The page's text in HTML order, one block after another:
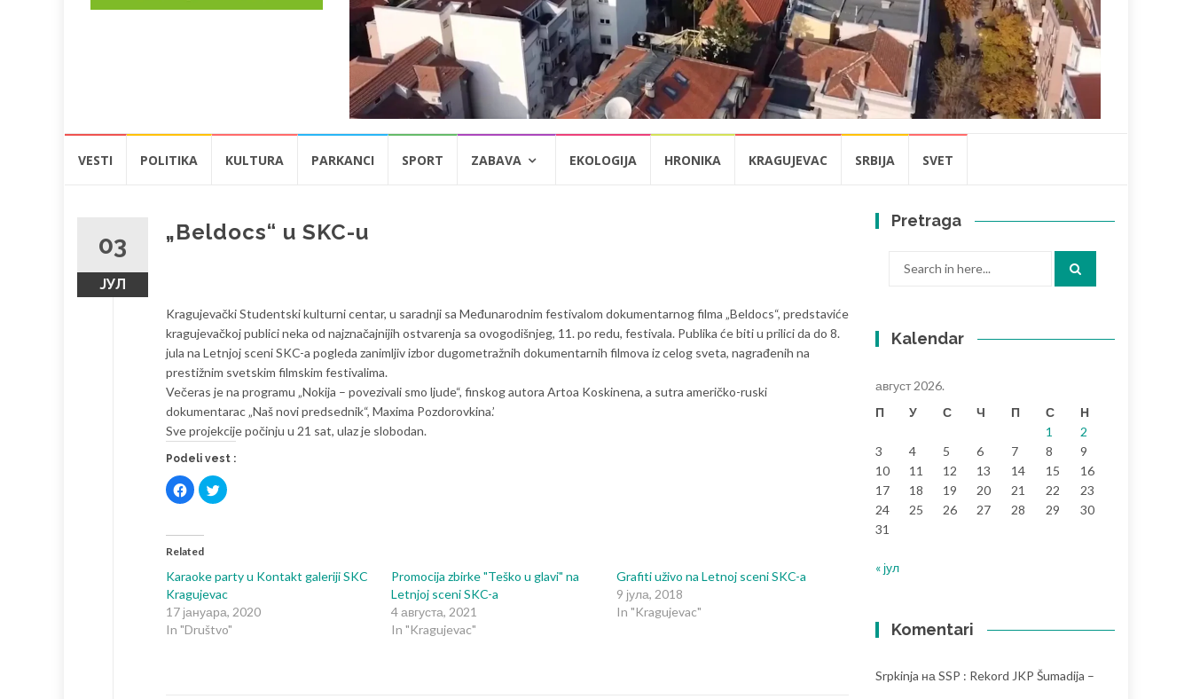
VESTI POLITIKA KULTURA PARKANCI SPORT ZABAVA EKOLOGIJA HRONIKA KRAGUJEVAC SRBIJA SVET
03
ЈУЛ
„Beldocs“ u SKC-u
Kragujevački Studentski kulturni centar, u saradnji sa Međunarodnim festivalom dokumentarnog filma „Beldocs“, predstaviće
kragujevačkoj publici neka od najznačajnijih ostvarenja sa ovogodišnjeg, 11. po redu, festivala. Publika će biti u prilici da do 8.
jula na Letnjoj sceni SKC-a pogleda zanimljiv izbor dugometražnih dokumentarnih filmova iz celog sveta, nagrađenih na
prestižnim svetskim filmskim festivalima.
Večeras je na programu „Nokija – povezivali smo ljude“, finskog autora Artoa Koskinena, a sutra američko-ruski
dokumentarac „Naš novi predsednik“, Maxima Pozdorovkina.’
Sve projekcije počinju u 21 sat, ulaz je slobodan.
Podeli vest :
Click
to
share
(Opens
in
window)
Click
to
window)
Related
Karaoke party u Kontakt galeriji SKC
Kragujevac
17 јануара, 2020
In "Društvo"
Promocija zbirke "Teško u glavi" na
Letnjoj sceni SKC-a
4 августа, 2021
In "Kragujevac"
Grafiti uživo na Letnoj sceni SKC-a
9 јула, 2018
In "Kragujevac"
Pretraga
Kalendar
август 2026.
П
У С Ч П С
Н
1
2
3
4 5 6 7 8
9
10
11 12 13 14 15
16
17
18 19 20 21 22
23
24
25 26 27 28 29
30
31
« јул
Komentari
Srpkinja на SSP : Rekord JKP Šumadija –